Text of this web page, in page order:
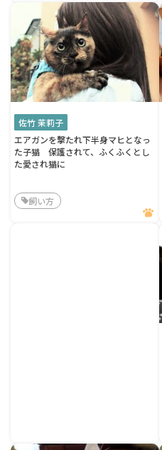
佐竹 茉莉子
エアガンを撃たれ下半身マヒとなっ
た子猫 保護されて、ふくふくとし
た愛され猫に
飼い方